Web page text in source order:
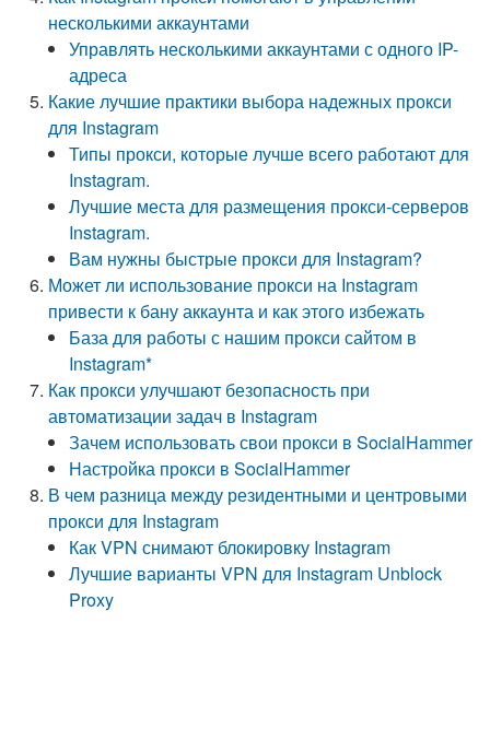
несколькими аккаунтами
Управлять несколькими аккаунтами с одного IP-
адреса
Какие лучшие практики выбора надежных прокси
для Instagram
Типы прокси, которые лучше всего работают для
Instagram.
Лучшие места для размещения прокси-серверов
Instagram.
Вам нужны быстрые прокси для Instagram?
Может ли использование прокси на Instagram
привести к бану аккаунта и как этого избежать
База для работы с нашим прокси сайтом в
Instagram*
Как прокси улучшают безопасность при
автоматизации задач в Instagram
Зачем использовать свои прокси в SocialHammer
Настройка прокси в SocialHammer
В чем разница между резидентными и центровыми
прокси для Instagram
Как VPN снимают блокировку Instagram
Лучшие варианты VPN для Instagram Unblock
Proxy